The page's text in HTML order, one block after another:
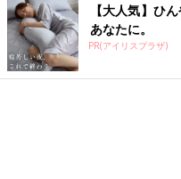
【大人気】ひ
あなたに。
PR(アイリスプラザ)